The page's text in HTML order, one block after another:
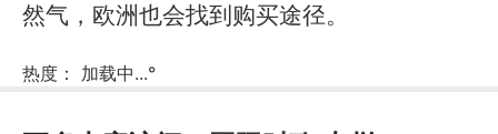
然气，欧洲也会找到购买途径。
热度： 加载中...°